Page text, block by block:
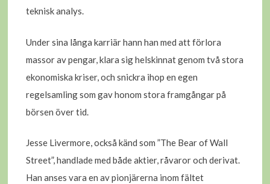
teknisk analys.
Under sina långa karriär hann han med att förlora
massor av pengar, klara sig helskinnat genom två stora
ekonomiska kriser, och snickra ihop en egen
regelsamling som gav honom stora framgångar på
börsen över tid.
Jesse Livermore, också känd som ”The Bear of Wall
Street”, handlade med både aktier, råvaror och derivat.
Han anses vara en av pionjärerna inom fältet